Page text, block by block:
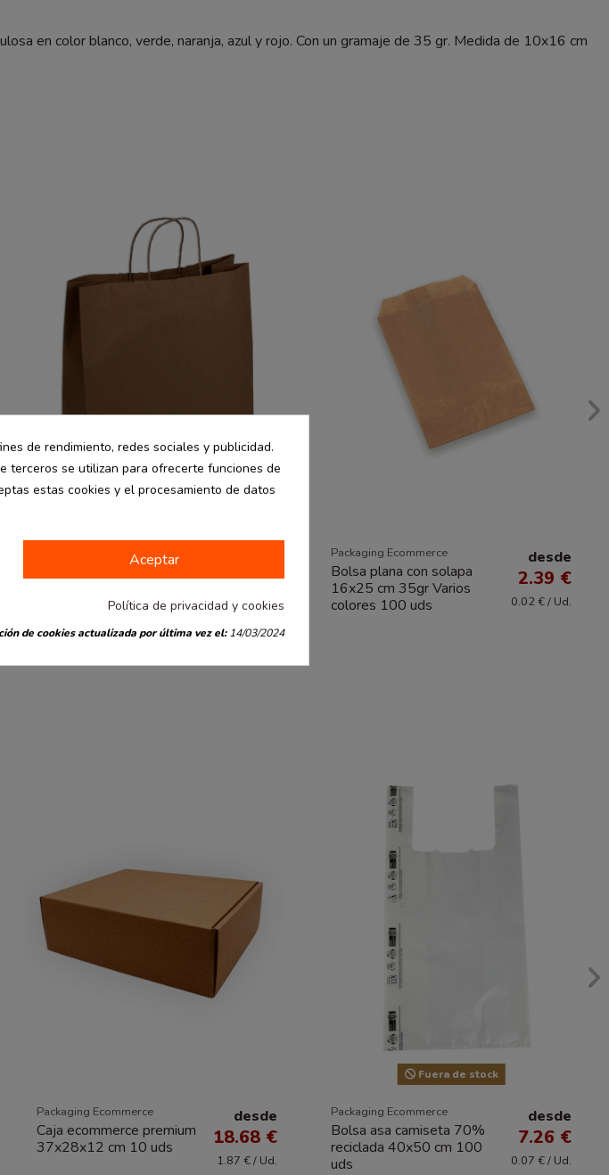
en color blanco, verde, naranja, azul y rojo. Con un gramaje de 35 gr. Medida de 10x16 cm
Packaging Ecommerce
Bolsa asa retorcida
colores. 25 uds
6.02 €
Packaging Ecommerce
Bolsa plana con solapa
16x25 cm 35gr Varios
colores 100 uds
desde
2.39 €
0.02 € / Ud.
Packaging Ecommerce
Caja ecommerce premium
37x28x12 cm 10 uds
desde
18.68 €
1.87 € / Ud.
Fuera de stock
Packaging Ecommerce
Bolsa asa camiseta 70%
reciclada 40x50 cm 100
uds
desde
7.26 €
0.07 € / Ud.
de rendimiento, redes sociales y publicidad.
terceros se utilizan para ofrecerte funciones de
estas cookies y el procesamiento de datos
Aceptar
Política de privacidad y cookies
de cookies actualizada por última vez el:14/03/2024